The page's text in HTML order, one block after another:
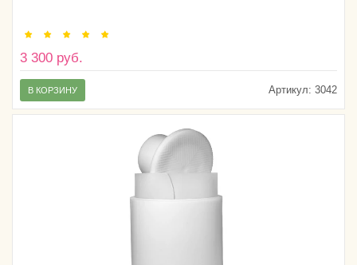
3 300 руб.
Артикул: 3042
В КОРЗИНУ